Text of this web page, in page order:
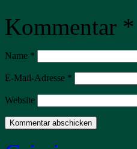
Kommentar *
Name *
E-Mail-Adresse *
Website